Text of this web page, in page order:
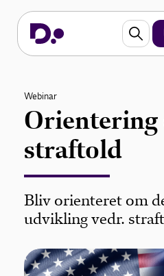
Webinar
Orientering
straftold
Bliv orienteret om
udvikling vedr.